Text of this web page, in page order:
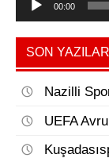
00:00
SON YAZILAR
Nazilli
UEFA